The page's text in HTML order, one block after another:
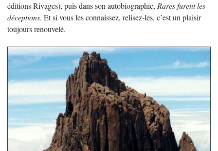
éditions Rivages), puis dans son autobiographie, Rares furent les
déceptions. Et si vous les connaissez, relisez-les, c’est un plaisir
toujours renouvelé.